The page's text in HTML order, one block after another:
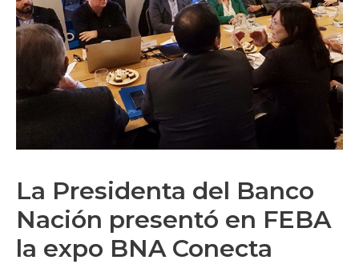
La Presidenta del Banco
Nación presentó en FEBA
la expo BNA Conecta